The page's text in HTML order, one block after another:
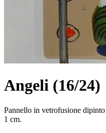
Angeli (16/24)
Pannello in vetrofusione
1 cm.